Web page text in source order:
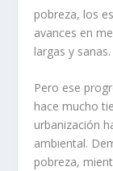
pobreza, los
avances en
largas y sanas.
Pero ese
hace mucho
urbanización
ambiental.
pobreza,